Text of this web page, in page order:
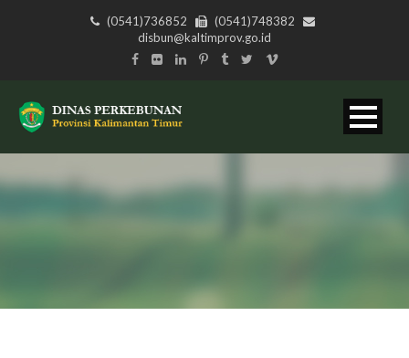
(0541)736852
(0541)748382
disbun@kaltimprov.go.id